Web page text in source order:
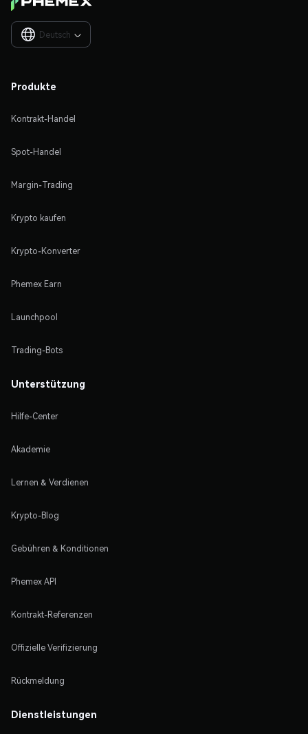
Deutsch 
Produkte
Kontrakt-Handel
Spot-Handel
Margin-Trading
Krypto kaufen
Krypto-Konverter
Phemex Earn
Launchpool
Trading-Bots
Unterstützung
Hilfe-Center
Akademie
Lernen & Verdienen
Krypto-Blog
Gebühren & Konditionen
Phemex API
Kontrakt-Referenzen
Offizielle Verifizierung
Rückmeldung
Dienstleistungen